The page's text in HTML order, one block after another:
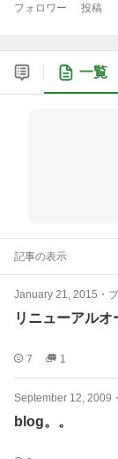
フォロワー 投稿
一覧
記事の表示
January 21, 2015 ・
リニューアルオ
7 1
September 12, 2009 ・
blog。。